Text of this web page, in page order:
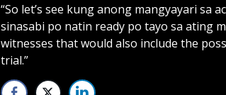
“So let’s see kung anong mangyayari sa
sinasabi po natin ready po tayo sa ating
witnesses that would also include the
trial.”